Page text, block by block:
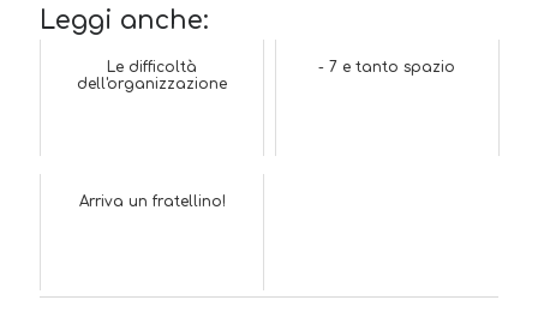
Cerca
Archivi
Twitter Feed
Leggi anche:
Le difficoltà
dell'organizzazione
- 7 e tanto spazio
Arriva un fratellino!